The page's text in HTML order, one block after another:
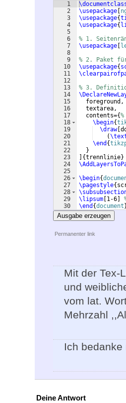
1
2
3
4
5
6
7
8
9
10
11
12
13
14
15
16
17
18
19
20
21
22
23
24
25
26
27
28
29
30
\usepackage
\usepackage{
\usepackage{
% 1.
\usepackage
% 2. Paket
\usepackage{
% 3.
  foreground,
  textarea,
  contents=
{%
\begin{
\draw[
(
\end {
}
{trennlinie}
\begin{
\pagestyle{
\lipsum 1-6
\end {document
Ausgabe erzeugen
Permanenter link
Mit der Tex-
und
vom lat.
Mehrzahl
Ich
Deine Antwort